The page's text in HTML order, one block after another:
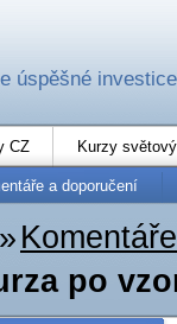
úspěšné investice
CZ Kurzy
a doporučení
»
po